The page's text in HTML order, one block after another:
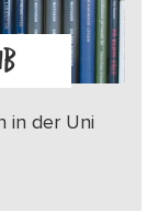
in der Uni